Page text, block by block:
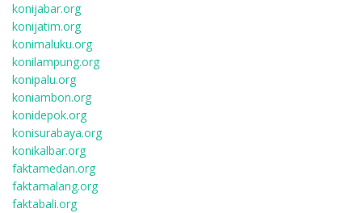
konijabar.org
konijatim.org
konimaluku.org
konilampung.org
konipalu.org
koniambon.org
konidepok.org
konisurabaya.org
konikalbar.org
faktamedan.org
faktamalang.org
faktabali.org